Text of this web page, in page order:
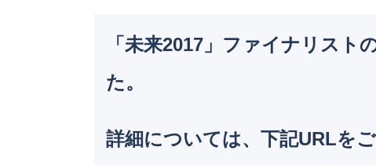
「未来2017」ファイナリス
た。
詳細については、下記URLをご